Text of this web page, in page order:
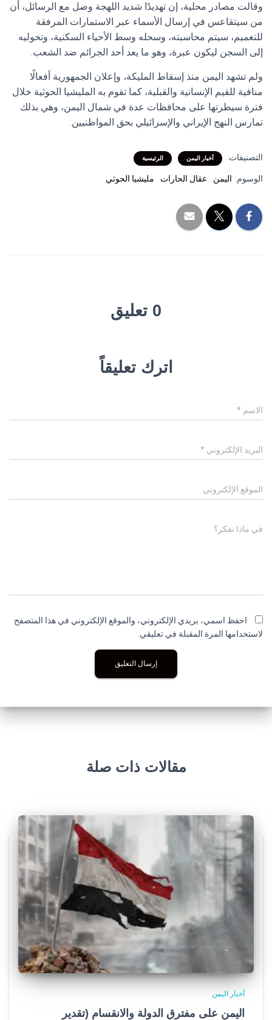
وقالت مصادر محلية، إن تهديدًا شديد اللهجة وصل مع الرسائل، أن
من سيتقاعس في إرسال الأسماء عبر الاستمارات المرفقة
للتعميم، سيتم محاسبته، وسحله وسط الأحياء السكنية، وتحوليه
إلى السجن ليكون عبرة، وهو ما يعد أحد الجرائم ضد الشعب.
ولم تشهد اليمن منذ إسقاط المليكة، وإعلان الجمهورية أفعالًا
منافية للقيم الإنسانية والقبلية، كما تقوم به المليشيا الحوثية خلال
فترة سيطرتها على محافظات عدة في شمال اليمن، وهي بذلك
تمارس النهج الإيراني والإسرائيلي بحق المواطنيين.
التصنيفات: أخبار اليمن الرئيسية
الوسوم: اليمن عقال الحارات مليشيا الحوثي
0 تعليق
اترك تعليقاً
الاسم *
البريد الإلكتروني *
الموقع الإلكتروني
في ماذا تفكر؟
احفظ اسمي، بريدي الإلكتروني، والموقع الإلكتروني في هذا المتصفح
لاستخدامها المرة المقبلة في تعليقي.
مقالات ذات صلة
أخبار اليمن
اليمن على مفترق الدولة والانقسام (تقدير